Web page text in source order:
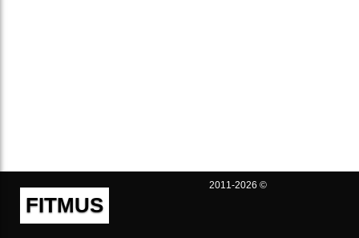
FITMUS
2011-2026 ©